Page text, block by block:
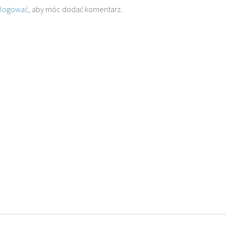
, aby móc dodać komentarz.